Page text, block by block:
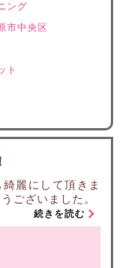
ング
市中央区
ト
麗にして頂きま
ございました。
続きを読む